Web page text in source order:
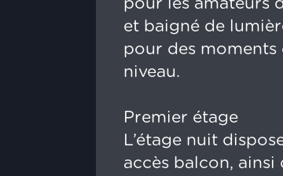
et baigné de
pour des moments
niveau.
Premier étage
L’étage nuit
accès balcon, ainsi